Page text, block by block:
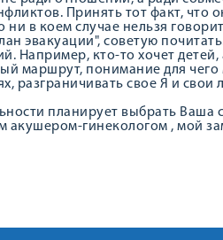
Принять тот факт, что
ни в коем случае нельзя
эвакуации", советую
Например, кто-то хочет
маршрут, понимание для чего
разграничивать свое Я и свои
планирует выбрать Ваша
акушером-гинекологом , мой